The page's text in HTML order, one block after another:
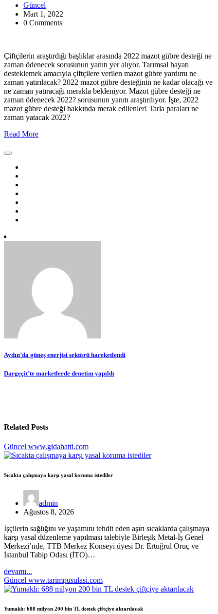
Güncel
Mart 1, 2022
0 Comments
Çiftçilerin araştırdığı başlıklar arasında 2022 mazot gübre desteği ne
zaman ödenecek sorusunun yanıtı yer alıyor. Tarımsal hayatı
desteklemek amacıyla çiftçilere verilen mazot gübre yardımı ne
zaman yatırılacak? 2022 mazot gübre desteğinin ne kadar olacağı ve
ne zaman yatıracağı merakla bekleniyor. Mazot gübre desteği ne
zaman ödenecek 2022? sorusunun yanıtı araştırılıyor. İşte, 2022
mazot gübre desteği hakkında merak edilenler! Tarla paraları ne
zaman yatacak 2022?
Read More
Yazı
gezinmesi
Aydın’da güneş enerjisi sektörü hareketlendi
Dargeçit’te marketlerde denetim yapıldı
Related Posts
Güncel www.gidahatti.com
Sıcakta çalışmaya karşı yasal koruma istediler
admin
Ağustos 8, 2026
İşçilerin sağlığını ve yaşamını tehdit eden aşırı sıcaklarda çalışmaya
karşı yasal düzenleme yapılması talebiyle Birleşik Metal-İş Genel
Merkezi’nde, TTB Merkez Konseyi üyesi Dr. Ertuğrul Oruç ve
İstanbul Tabip Odası (İTO)…
devamı...
Güncel www.tarimpusulasi.com
Yumaklı: 688 milyon 200 bin TL destek çiftçiye aktarılacak